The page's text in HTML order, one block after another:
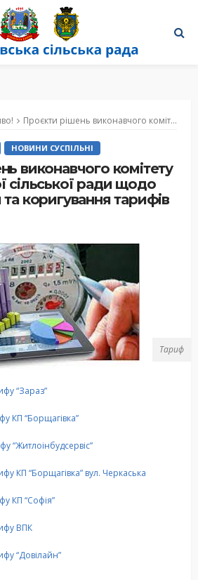
Проєкти рішень виконавчого комітету Борщагівської сільської ради щодо встановлення та коригування тарифів
НОВИНИ СУСПІЛЬНІ
виконавчого комітету
сільської ради щодо
коригування тарифів
Тариф
“Зараз”
КП “Борщагiвка”
“Житлоiнбудсервiс”
КП “Борщагiвка” вул. Черкаська
КП “Софія”
ВПК
“Довiлайн”